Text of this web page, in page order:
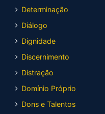
Determinação
Diálogo
Dignidade
Discernimento
Distração
Domínio Próprio
Dons e Talentos